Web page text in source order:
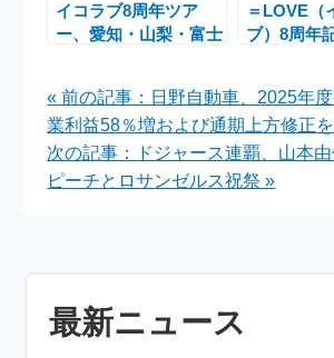
イコラブ8周年ツア
ー、愛知・山梨・富士
＝LOVE（
ブ）8周年
PREMIUM
新情報まと
千葉・北
ン必読
« 前の記事：日野自動車、2025年
業利益58％増および通期上方修正
次の記事：ドジャース連覇、山本
ピーチとロサンゼルス祝祭 »
最新ニュース